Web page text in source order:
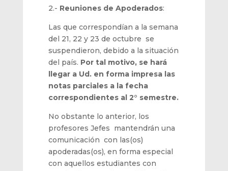
2.- Reuniones de Apoderados:
Las que correspondían a la semana
del 21, 22 y 23 de octubre se
suspendieron, debido a la situación
del país. Por tal motivo, se hará
llegar a Ud. en forma impresa las
notas parciales a la fecha
correspondientes al 2° semestre.
No obstante lo anterior, los
profesores Jefes mantendrán una
comunicación con las(os)
apoderadas(os), en forma especial
con aquellos estudiantes con